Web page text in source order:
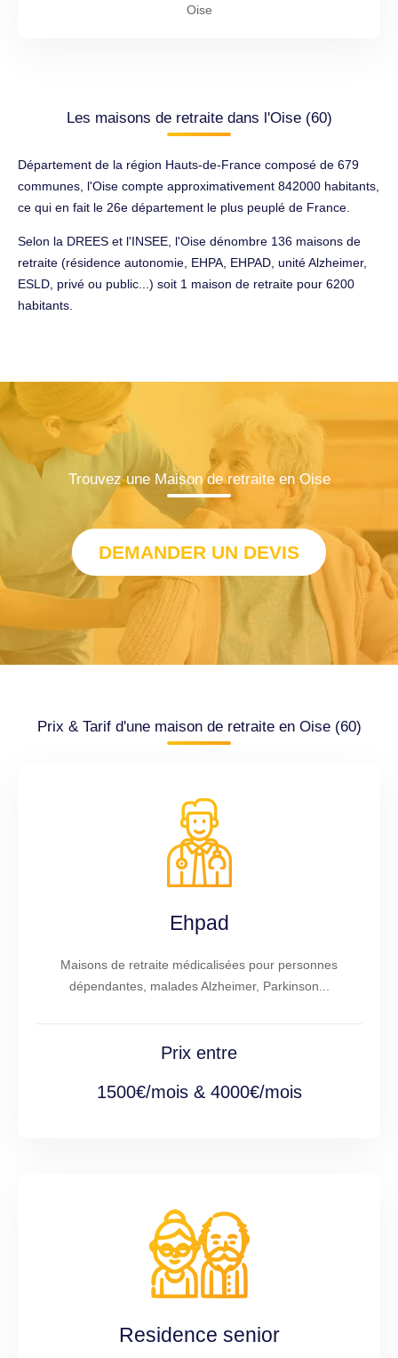
Oise
Les maisons de retraite dans l'Oise (60)
Département de la région Hauts-de-France composé de 679
communes, l'Oise compte approximativement 842000 habitants,
ce qui en fait le 26e département le plus peuplé de France.
Selon la DREES et l'INSEE, l'Oise dénombre 136 maisons de
retraite (résidence autonomie, EHPA, EHPAD, unité Alzheimer,
ESLD, privé ou public...) soit 1 maison de retraite pour 6200
habitants.
Trouvez une Maison de retraite en Oise
DEMANDER UN DEVIS
Prix & Tarif d'une maison de retraite en Oise (60)
Ehpad
Maisons de retraite médicalisées pour personnes
dépendantes, malades Alzheimer, Parkinson...
Prix entre
1500€/mois & 4000€/mois
Residence senior